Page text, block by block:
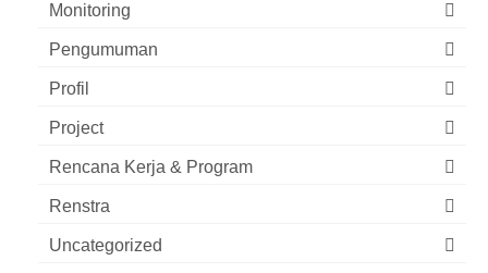
Monitoring
Pengumuman
Profil
Project
Rencana Kerja & Program
Renstra
Uncategorized